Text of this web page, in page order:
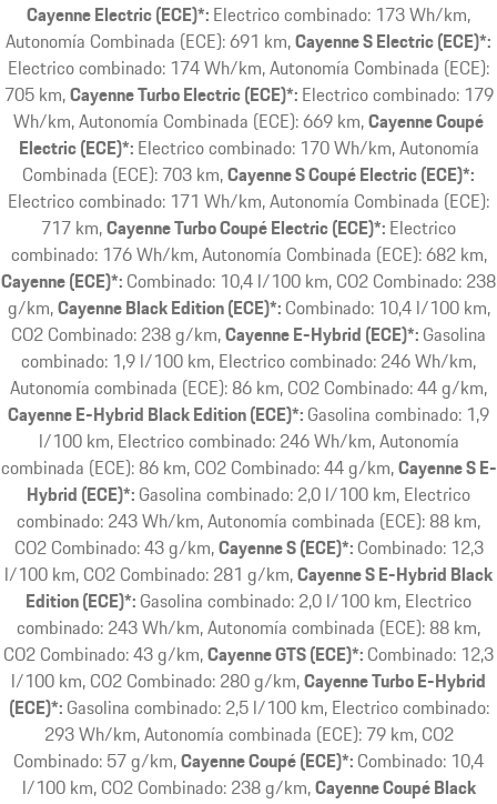
Cayenne Electric (ECE)*: Electrico combinado: 173 Wh/km,
Autonomía Combinada (ECE): 691 km Cayenne S Electric (ECE)*:
Electrico combinado: 174 Wh/km, Autonomía Combinada (ECE):
705 km Cayenne Turbo Electric (ECE)*: Electrico combinado: 179
Wh/km, Autonomía Combinada (ECE): 669 km Cayenne Coupé
Electric (ECE)*: Electrico combinado: 170 Wh/km, Autonomía
Combinada (ECE): 703 km Cayenne S Coupé Electric (ECE)*:
Electrico combinado: 171 Wh/km, Autonomía Combinada (ECE):
717 km Cayenne Turbo Coupé Electric (ECE)*: Electrico
combinado: 176 Wh/km, Autonomía Combinada (ECE): 682 km
Cayenne (ECE)*: Combinado: 10,4 l/100 km, CO2 Combinado: 238
g/km Cayenne Black Edition (ECE)*: Combinado: 10,4 l/100 km,
CO2 Combinado: 238 g/km Cayenne E-Hybrid (ECE)*: Gasolina
combinado: 1,9 l/100 km, Electrico combinado: 246 Wh/km,
Autonomía combinada (ECE): 86 km, CO2 Combinado: 44 g/km
Cayenne E-Hybrid Black Edition (ECE)*: Gasolina combinado: 1,9
l/100 km, Electrico combinado: 246 Wh/km, Autonomía
combinada (ECE): 86 km, CO2 Combinado: 44 g/km Cayenne S E-
Hybrid (ECE)*: Gasolina combinado: 2,0 l/100 km, Electrico
combinado: 243 Wh/km, Autonomía combinada (ECE): 88 km,
CO2 Combinado: 43 g/km Cayenne S (ECE)*: Combinado: 12,3
l/100 km, CO2 Combinado: 281 g/km Cayenne S E-Hybrid Black
Edition (ECE)*: Gasolina combinado: 2,0 l/100 km, Electrico
combinado: 243 Wh/km, Autonomía combinada (ECE): 88 km,
CO2 Combinado: 43 g/km Cayenne GTS (ECE)*: Combinado: 12,3
l/100 km, CO2 Combinado: 280 g/km Cayenne Turbo E-Hybrid
(ECE)*: Gasolina combinado: 2,5 l/100 km, Electrico combinado:
293 Wh/km, Autonomía combinada (ECE): 79 km, CO2
Combinado: 57 g/km Cayenne Coupé (ECE)*: Combinado: 10,4
l/100 km, CO2 Combinado: 238 g/km Cayenne Coupé Black